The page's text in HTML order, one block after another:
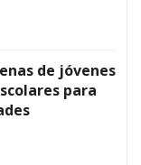
de jóvenes
para